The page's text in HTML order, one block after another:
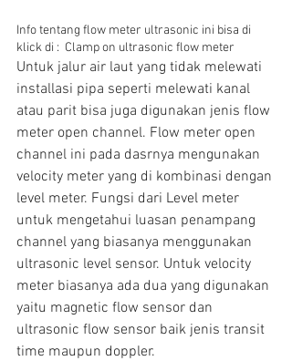
Info tentang flow meter ultrasonic ini bisa di
klick di :  Clamp on ultrasonic flow meter
Untuk jalur air laut yang tidak melewati
installasi pipa seperti melewati kanal
atau parit bisa juga digunakan jenis flow
meter open channel. Flow meter open
channel ini pada dasrnya mengunakan
velocity meter yang di kombinasi dengan
level meter. Fungsi dari Level meter
untuk mengetahui luasan penampang
channel yang biasanya menggunakan
ultrasonic level sensor. Untuk velocity
meter biasanya ada dua yang digunakan
yaitu magnetic flow sensor dan
ultrasonic flow sensor baik jenis transit
time maupun doppler.